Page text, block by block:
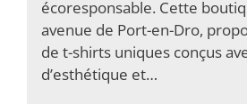
écoresponsable. Cette
avenue de Port-en-Dro,
de t-shirts uniques conçus
d’esthétique et…